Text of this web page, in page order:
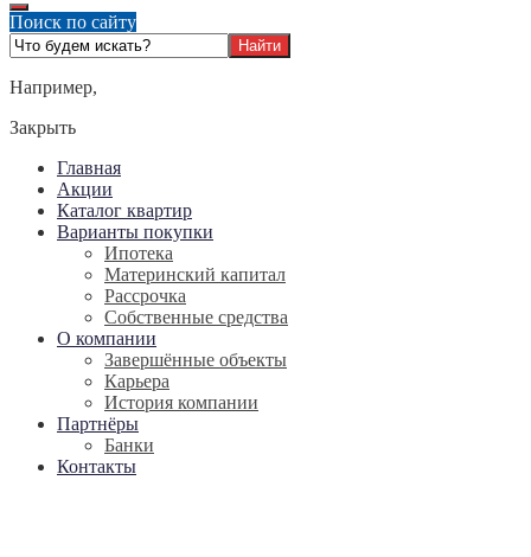
Поиск по сайту
Например,
Закрыть
Главная
Акции
Каталог квартир
Варианты покупки
Ипотека
Материнский капитал
Рассрочка
Собственные средства
О компании
Завершённые объекты
Карьера
История компании
Партнёры
Банки
Контакты